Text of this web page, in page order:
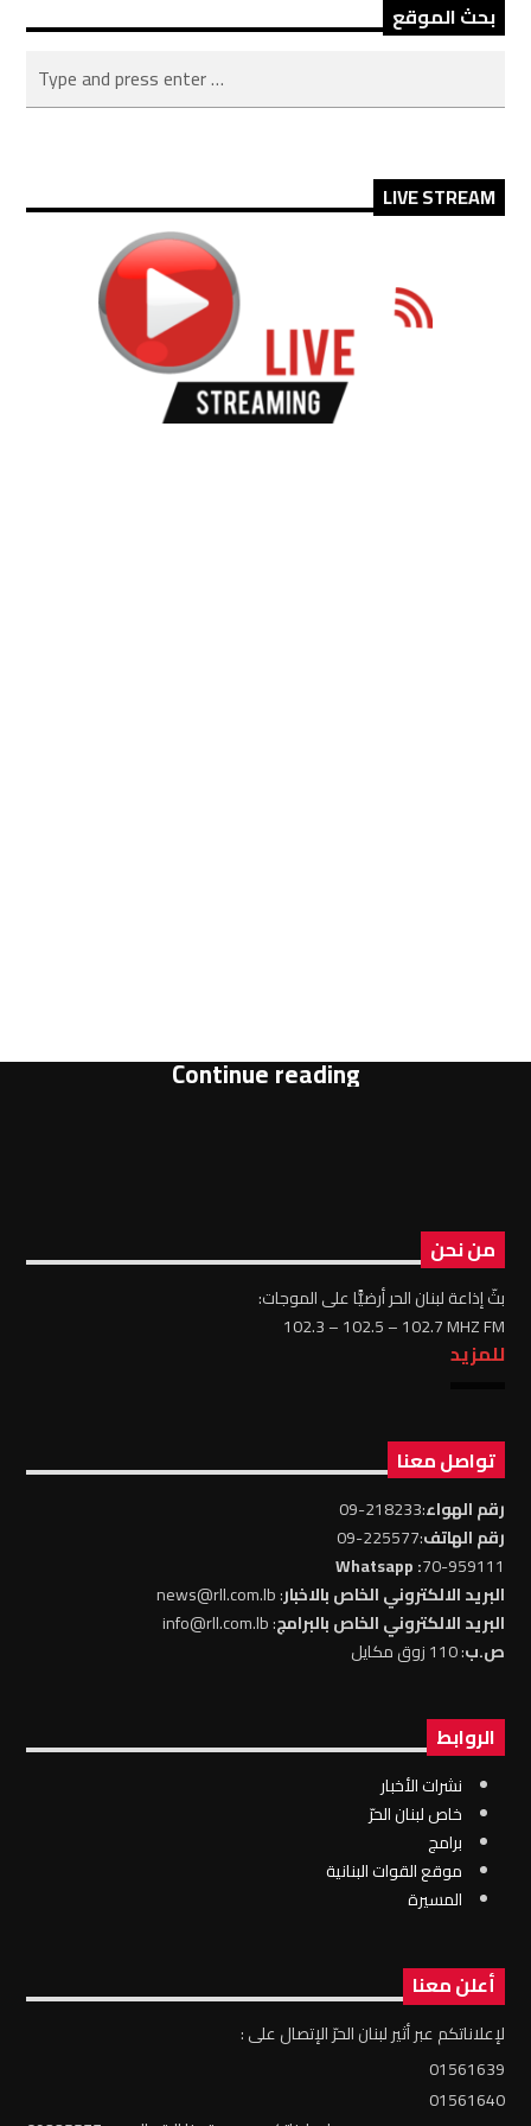
بحث الموقع
LIVE STREAM
Continue reading
من نحن
بثّ إذاعة لبنان الحر أرضيًّا على الموجات:
102.3 – 102.5 – 102.7 MHZ FM
للمزيد
تواصل معنا
رقم الهواء:218233-09
رقم الهاتف:225577-09
70-959111
: Whatsapp
البريد الالكتروني الخاص بالاخبار: news@rll.com.lb
البريد الالكتروني الخاص بالبرامج: info@rll.com.lb
ص.ب: 110 زوق مكايل
الروابط
نشرات الأخبار
خاص لبنان الحرّ
برامج
موقع القوات البنانية
المسيرة
أعلن معنا
لإعلاناتكم عبر أثير لبنان الحرّ الإتصال على :
01561639
01561640